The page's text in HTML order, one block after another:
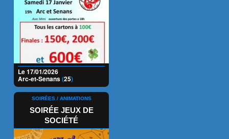
Le 17/01/2026
Arc-et-Senans(25)
SOIRÉES / ANIMATIONS
SOIRÉE JEUX DE
SOCIÉTÉ